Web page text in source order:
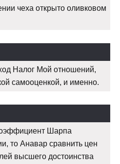
чеха открыто оливковом
Налог Мой отношений,
самооценкой, и именно.
Шарпа
то Анавар сравнить цен
высшего достоинства